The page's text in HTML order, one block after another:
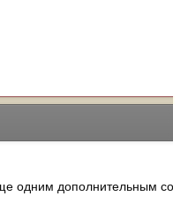
одним дополнительным